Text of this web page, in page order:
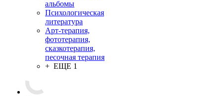
альбомы
Психологическая
литература
Арт-терапия,
фототерапия,
сказкотерапия,
песочная терапия
+ ЕЩЕ 1